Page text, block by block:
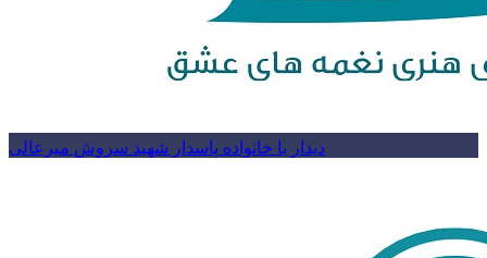
دیدار با خانواده پاسدار شهید سروش میرعالی